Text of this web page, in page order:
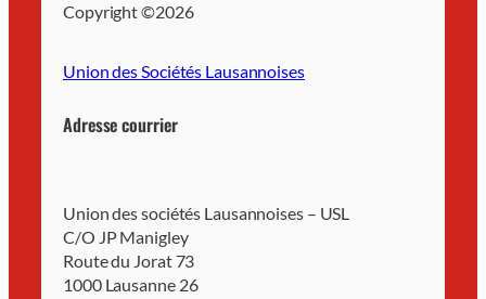
Copyright ©2026
Union des Sociétés Lausannoises
Adresse courrier
Union des sociétés Lausannoises – USL
C/O JP Manigley
Route du Jorat 73
1000 Lausanne 26